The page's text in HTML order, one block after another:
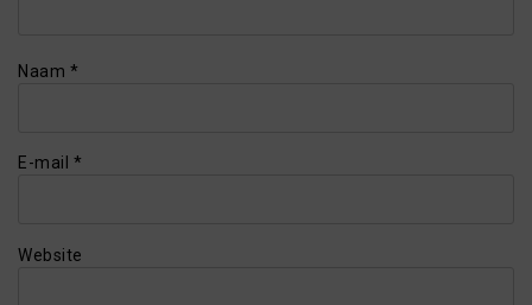
Naam *
E-mail *
Website